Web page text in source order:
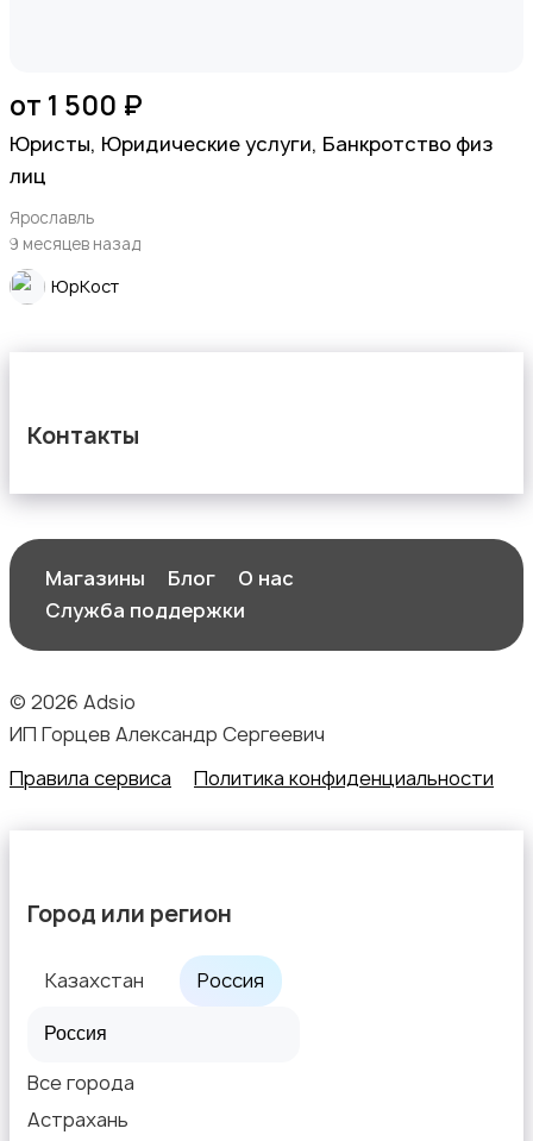
от 1 500 ₽
Юристы, Юридические услуги, Банкротство физ
лиц
Ярославль
9 месяцев назад
ЮрКост
Контакты
Магазины Блог
О нас
Служба поддержки
© 2026 Adsio
ИП Горцев Александр Сергеевич
Правила сервиса
Политика конфиденциальности
Город или регион
Казахстан Россия
Все города
Астрахань